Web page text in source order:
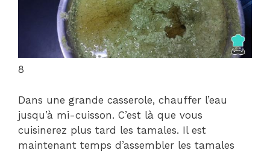
8
Dans une grande casserole, chauffer l’eau
jusqu’à mi-cuisson. C’est là que vous
cuisinerez plus tard les tamales. Il est
maintenant temps d’assembler les tamales